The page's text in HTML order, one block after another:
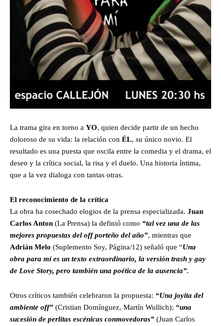
La trama gira en torno a YO, quien decide partir de un hecho
doloroso de su vida: la relación con ÉL, su único novio. El
resultado es una puesta que oscila entre la comedia y el drama, el
deseo y la crítica social, la risa y el duelo. Una historia íntima,
que a la vez dialoga con tantas otras.
El reconocimiento de la crítica
La obra ha cosechado elogios de la prensa especializada. Juan
Carlos Anton (La Prensa) la definió como “tal vez una de las
mejores propuestas del off porteño del año”, mientras que
Adrián Melo (Suplemento Soy, Página/12) señaló que “Una
obra para mí es un texto extraordinario, la versión trash y gay
de Love Story, pero también una poética de la ausencia”.
Otros críticos también celebraron la propuesta: “Una joyita del
ambiente off” (Cristian Domínguez, Martín Wullich); “una
sucesión de perlitas escénicas conmovedoras” (Juan Carlos